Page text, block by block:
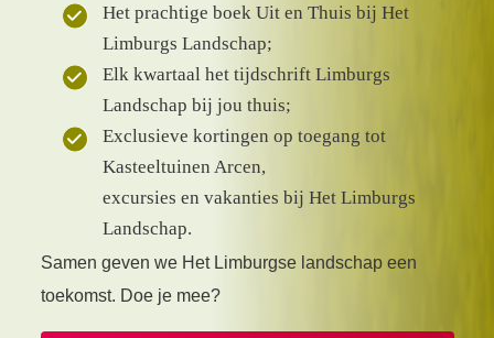
Het prachtige boek Uit en Thuis bij Het
Limburgs Landschap;
Elk kwartaal het tijdschrift Limburgs
Landschap bij jou thuis;
Exclusieve kortingen op toegang tot
Kasteeltuinen Arcen,
excursies en vakanties bij Het Limburgs
Landschap.
Samen geven we Het Limburgse landschap een
toekomst. Doe je mee?